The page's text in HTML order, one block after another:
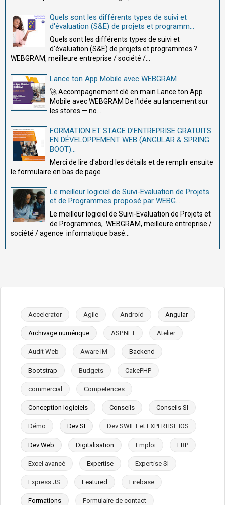
Quels sont les différents types de suivi et
d'évaluation (S&E) de projets et programm...
Quels sont les différents types de suivi et
d'évaluation (S&E) de projets et programmes ?
WEBGRAM, meilleure entreprise / société /...
Lance ton App Mobile avec WEBGRAM
🚀 Accompagnement clé en main Lance ton App
Mobile avec WEBGRAM De l'idée au lancement sur
les stores — no...
FORMATION ET STAGE D’ENTREPRISE GRATUITS
EN DÉVELOPPEMENT WEB (ANGULAR & SPRING
BOOT)...
Merci de lire d'abord les détails et de remplir ensuite
le formulaire en bas de page
Le meilleur logiciel de Suivi-Evaluation de Projets
et de Programmes proposé par WEBG...
Le meilleur logiciel de Suivi-Evaluation de Projets et
de Programmes, WEBGRAM, meilleure entreprise /
société / agence informatique basé...
Accelerator Agile Android Angular
Archivage numérique ASP.NET Atelier
Audit Web Aware IM Backend
Bootstrap Budgets CakePHP
commercial Competences
Conception logiciels Conseils Conseils SI
Démo Dev SI Dev SWIFT et EXPERTISE IOS
Dev Web Digitalisation Emploi ERP
Excel avancé Expertise Expertise SI
Express.JS Featured Firebase
Formations Formulaire de contact